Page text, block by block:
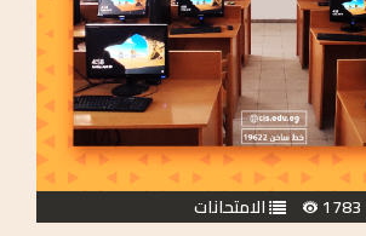
1783 الامتحانات